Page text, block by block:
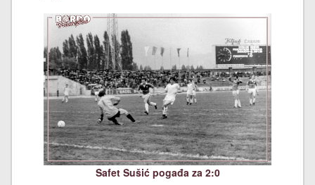
Safet Sušić pogađa za 2:0